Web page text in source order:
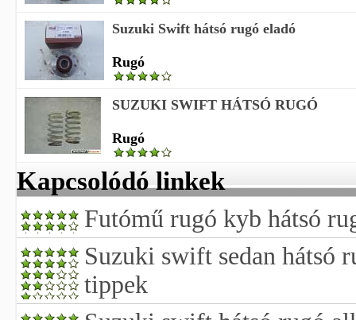
Suzuki Swift hátsó rugó eladó
Rugó
SUZUKI SWIFT HÁTSÓ RUGÓ
Rugó
Kapcsolódó linkek
Futómű rugó kyb hátsó
Suzuki swift sedan hátsó
tippek